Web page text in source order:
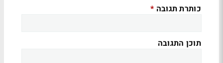
כותרת תגובה *
תוכן התגובה